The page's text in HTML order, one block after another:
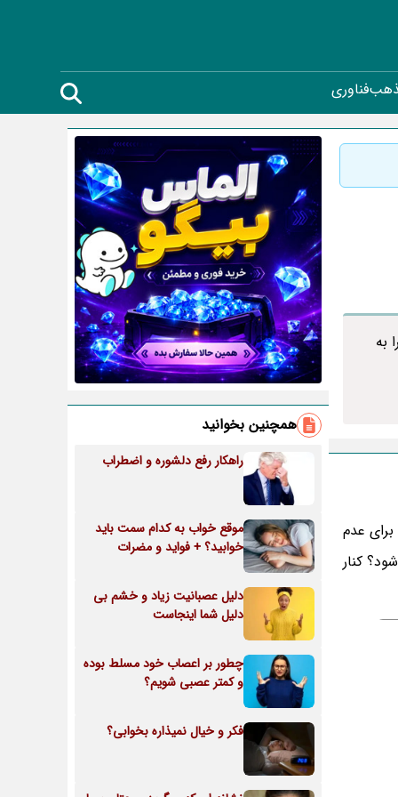
فناوری
به
عدم
کنار
همچنین بخوانید
راهکار رفع دلشوره و اضطراب
موقع خواب به کدام سمت باید
خوابید؟ + فواید و مضرات
دلیل عصبانیت زیاد و خشم بی
دلیل شما اینجاست
چطور بر اعصاب خود مسلط بوده
و کمتر عصبی شویم؟
فکر و خیال نمیذاره بخوابی؟